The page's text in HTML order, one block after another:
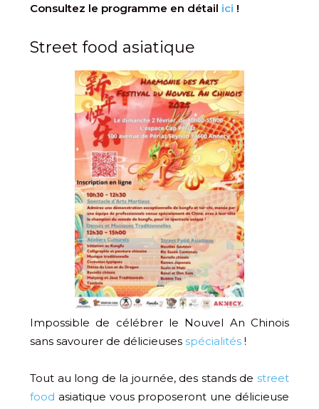
Consultez le programme en détail ici !
Street food asiatique
Impossible de célébrer le Nouvel An Chinois
sans savourer de délicieuses spécialités !
Tout au long de la journée, des stands de street
food asiatique vous proposeront une délicieuse